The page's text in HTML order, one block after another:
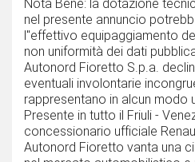
Nota Bene: la dotazione
nel presente annuncio
l''effettivo equipaggiamento
non uniformità dei dati
Autonord Fioretto S.p.a.
eventuali involontarie
rappresentano in alcun modo
Presente in tutto il Friuli -
concessionario ufficiale
Autonord Fioretto vanta una